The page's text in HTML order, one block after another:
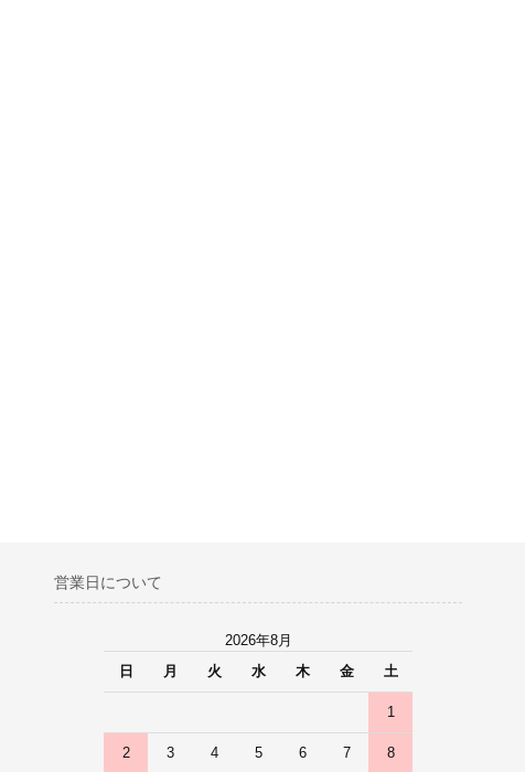
営業日について
2026年8月
日
月 火 水 木 金 土
1
2 3 4 5 6 7 8